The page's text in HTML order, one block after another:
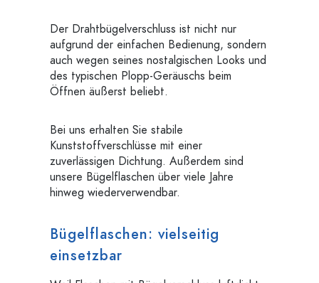
Der Drahtbügelverschluss ist nicht nur
aufgrund der einfachen Bedienung, sondern
auch wegen seines nostalgischen Looks und
des typischen Plopp-Geräuschs beim
Öffnen äußerst beliebt.
Bei uns erhalten Sie stabile
Kunststoffverschlüsse mit einer
zuverlässigen Dichtung. Außerdem sind
unsere Bügelflaschen über viele Jahre
hinweg wiederverwendbar.
Bügelflaschen: vielseitig
einsetzbar